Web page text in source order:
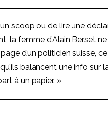
scoop ou de lire une
la femme d’Alain Berset
d’un politicien suisse,
balancent une info sur
à un papier. »